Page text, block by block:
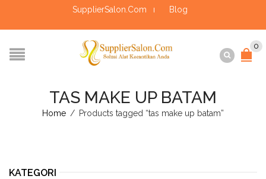
SupplierSalon.Com Blog
0
TAS MAKE UP BATAM
Home / Products tagged “tas make up batam”
KATEGORI